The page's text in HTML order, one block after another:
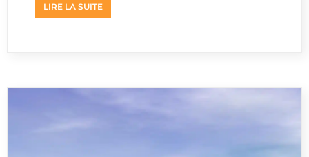
LIRE LA SUITE